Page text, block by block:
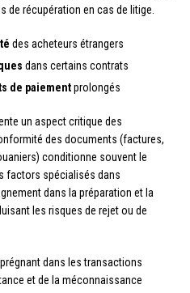
de récupération en cas de litige.
des acheteurs étrangers
dans certains contrats
de paiementprolongés
un aspect critique des
des documents (factures,
conditionne souvent le
factors spécialisés dans
dans la préparation et la
les risques de rejet ou de
prégnant dans les transactions
et de la méconnaissance